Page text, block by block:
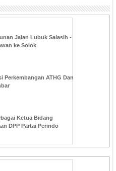
Jalan Lubuk Salasih -
ke Solok
Perkembangan ATHG Dan
Ketua Bidang
DPP Partai Perindo